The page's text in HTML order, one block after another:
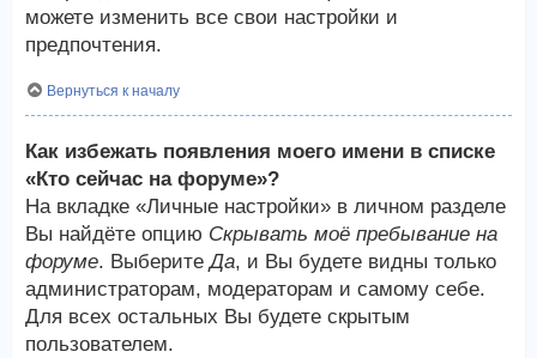
можете изменить все свои настройки и
предпочтения.
Вернуться к началу
Как избежать появления моего имени в списке
«Кто сейчас на форуме»?
На вкладке «Личные настройки» в личном разделе
Вы найдёте опцию Скрывать моё пребывание на
форуме. ВыберитеДа, и Вы будете видны только
администраторам, модераторам и самому себе.
Для всех остальных Вы будете скрытым
пользователем.